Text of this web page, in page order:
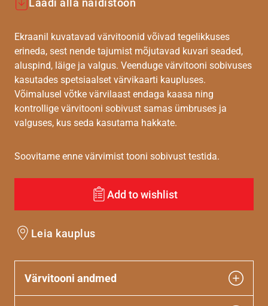
Laadi alla näidistoon
Ekraanil kuvatavad värvitoonid võivad tegelikkuses
erineda, sest nende tajumist mõjutavad kuvari seaded,
aluspind, läige ja valgus. Veenduge värvitooni sobivuses
kasutades spetsiaalset värvikaarti kaupluses.
Võimalusel võtke värvilaast endaga kaasa ning
kontrollige värvitooni sobivust samas ümbruses ja
valguses, kus seda kasutama hakkate.
Soovitame enne värvimist tooni sobivust testida.
Add to wishlist
Leia kauplus
Värvitooni andmed